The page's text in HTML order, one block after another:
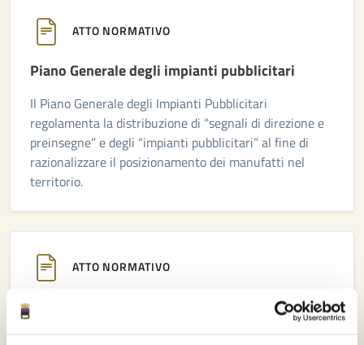
ATTO NORMATIVO
Piano Generale degli impianti pubblicitari
Il Piano Generale degli Impianti Pubblicitari
regolamenta la distribuzione di “segnali di direzione e
preinsegne” e degli “impianti pubblicitari” al fine di
razionalizzare il posizionamento dei manufatti nel
territorio.
ATTO NORMATIVO
Regolamento per la disciplina del canone
patrimoniale di occupazione del suolo pubblico